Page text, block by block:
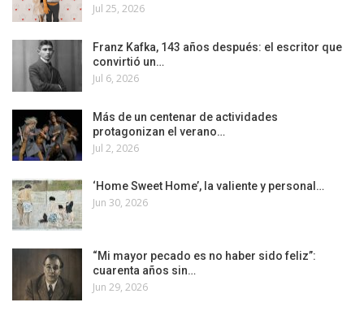
Jul 25, 2026
Franz Kafka, 143 años después: el escritor que
convirtió un…
Jul 6, 2026
Más de un centenar de actividades
protagonizan el verano…
Jul 2, 2026
‘Home Sweet Home’, la valiente y personal…
Jun 30, 2026
“Mi mayor pecado es no haber sido feliz”:
cuarenta años sin…
Jun 29, 2026